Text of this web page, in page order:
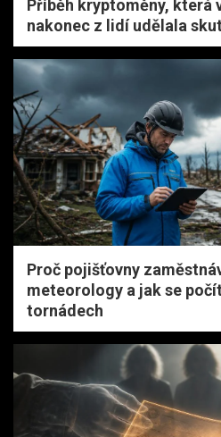
Příběh kryptoměny, která
nakonec z lidí udělala
Proč pojišťovny
meteorology a jak se
tornádech